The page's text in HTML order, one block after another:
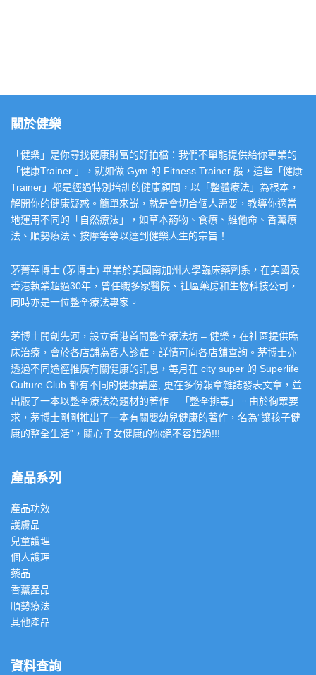
關於健樂
「健樂」是你尋找健康財富的好拍檔：我們不單能提供給你專業的
「健康Trainer 」，就如做 Gym 的 Fitness Trainer 般，這些「健康
Trainer」都是經過特別培訓的健康顧問，以「整體療法」為根本，
解開你的健康疑惑。簡單來説，就是會切合個人需要，教導你適當
地運用不同的「自然療法」，如草本葯物、食療、維他命、香薰療
法、順勢療法、按摩等等以達到健樂人生的宗旨！
茅菁華博士 (茅博士) 畢業於美國南加州大學臨床藥劑系，在美國及
香港執業超過30年，曾任職多家醫院、社區藥房和生物科技公司，
同時亦是一位整全療法專家。
茅博士開創先河，設立香港首間整全療法坊 – 健樂，在社區提供臨
床治療，會於各店舖為客人診症，詳情可向各店舖查詢。茅博士亦
透過不同途徑推廣有關健康的訊息，每月在 city super 的 Superlife
Culture Club 都有不同的健康講座, 更在多份報章雜誌發表文章，並
出版了一本以整全療法為題材的著作 – 「整全排毒」。由於徇眾要
求，茅博士剛剛推出了一本有關嬰幼兒健康的著作，名為”讓孩子健
康的整全生活”，關心子女健康的你絕不容錯過!!!
產品系列
產品功效
護膚品
兒童護理
個人護理
藥品
香薰產品
順勢療法
其他產品
資料查詢